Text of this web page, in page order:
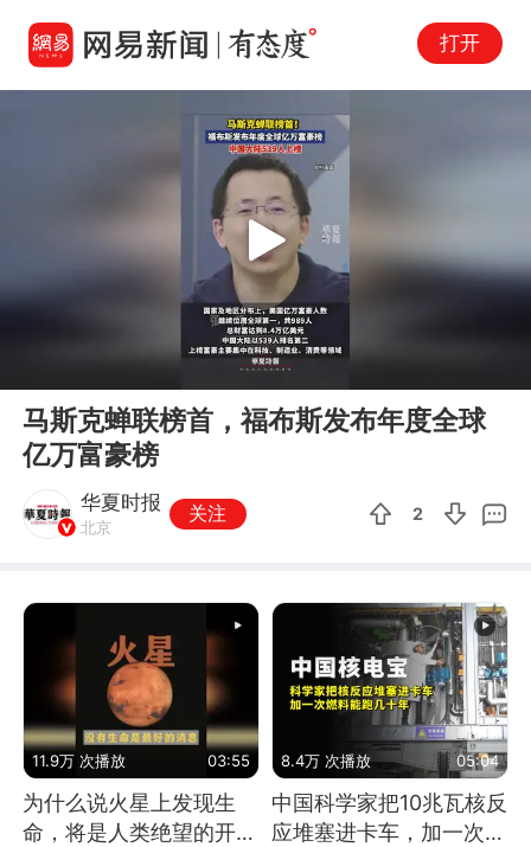
打开
Play
马斯克蝉联榜首，福布斯发布年度全球
亿万富豪榜
华夏时报
北京
关注 2
11.9万 次播放 03:55
为什么说火星上发现生
命，将是人类绝望的开
8.4万 次播放 05:04
中国科学家把10兆瓦核反
应堆塞进卡车，加一次燃